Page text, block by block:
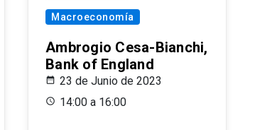
Macroeconomía
Ambrogio Cesa-Bianchi,
Bank of England
23 de Junio de 2023
14:00 a 16:00